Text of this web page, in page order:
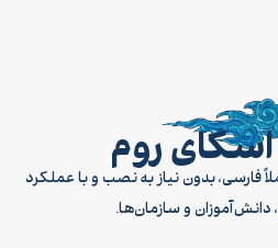
روم
فارسی، بدون نیاز به نصب و با عملکرد
دانش‌آموزان و سازمان‌ها.